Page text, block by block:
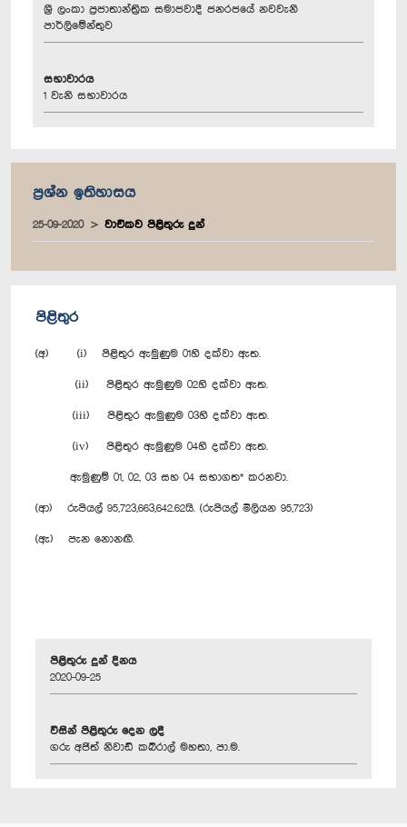
ශ්‍රී ලංකා ප්‍රජාතාන්ත්‍රික සමාජවාදී ජනරජයේ නවවැනි
පාර්ලිමේන්තුව
සභාවාරය
1 වැනි සභාවාරය
ප්‍රශ්න ඉතිහාසය
25-09-2020 වාචිකව පිළිතුරු දුන්
පිළිතුර
(අ) (i) පිළිතුර ඇමුණුම 01හි දක්වා ඇත.
(ii) පිළිතුර ඇමුණුම 02හි දක්වා ඇත.
(iii) පිළිතුර ඇමුණුම 03හි දක්වා ඇත.
(iv) පිළිතුර ඇමුණුම 04හි දක්වා ඇත.
ඇමුණුම් 01, 02, 03 සහ 04 සභාගත* කරනවා.
(ආ) රුපියල් 95,723,663,642.62යි. (රුපියල් මිලියන 95,723)
(ඇ) පැන නොනඟී.
පිළිතුරු දුන් දිනය
2020-09-25
විසින් පිළිතුරු දෙන ලදී
ගරු අජිත් නිවාඩ් කබ්රාල් මහතා, පා.ම.